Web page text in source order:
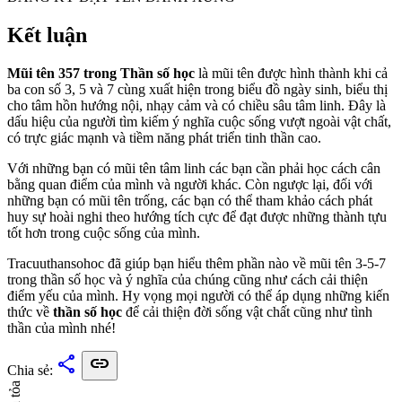
Kết luận
Mũi tên 357 trong Thần số học là mũi tên được hình thành khi cả
ba con số 3, 5 và 7 cùng xuất hiện trong biểu đồ ngày sinh, biểu thị
cho tâm hồn hướng nội, nhạy cảm và có chiều sâu tâm linh. Đây là
dấu hiệu của người tìm kiếm ý nghĩa cuộc sống vượt ngoài vật chất,
có trực giác mạnh và tiềm năng phát triển tinh thần cao.
Với những bạn có mũi tên tâm linh các bạn cần phải học cách cân
bằng quan điểm của mình và người khác. Còn ngược lại, đối với
những bạn có mũi tên trống, các bạn có thể tham khảo cách phát
huy sự hoài nghi theo hướng tích cực để đạt được những thành tựu
tốt hơn trong cuộc sống của mình.
Tracuuthansohoc đã giúp bạn hiểu thêm phần nào về mũi tên 3-5-7
trong thần số học và ý nghĩa của chúng cũng như cách cải thiện
điểm yếu của mình. Hy vọng mọi người có thể áp dụng những kiến
thức về thần số học để cải thiện đời sống vật chất cũng như tình
thần của mình nhé!
Chia sẻ: share link